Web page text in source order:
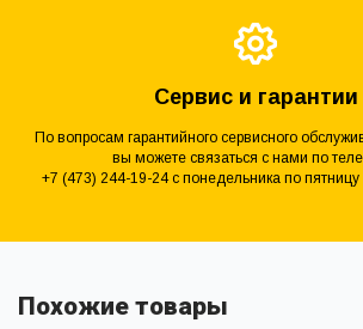
Сервис и гарантии
По вопросам гарантийного сервисного
вы можете связаться с нами по
+7 (473) 244-19-24 с понедельника по
Похожие товары